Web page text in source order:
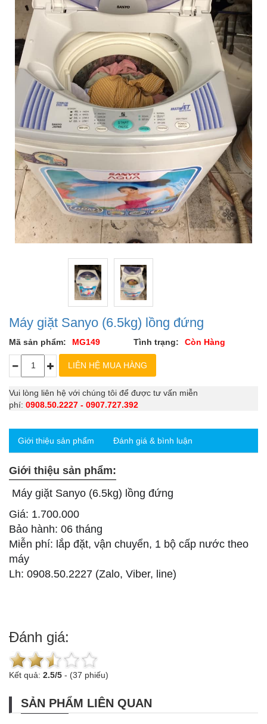
Máy giặt Sanyo (6.5kg) lồng đứng
Mã sản phẩm: MG149 Tình trạng: Còn Hàng
Vui lòng liên hệ với chúng tôi để được tư vấn miễn
phí: 0908.50.2227 - 0907.727.392
Giới thiệu sản phẩm Đánh giá & bình luận
Giới thiệu sản phẩm:
Máy giặt Sanyo (6.5kg) lồng đứng
Giá: 1.700.000
Bảo hành: 06 tháng
Miễn phí: lắp đặt, vận chuyển, 1 bộ cấp nước theo
máy
Lh: 0908.50.2227 (Zalo, Viber, line)
Đánh giá:
Kết quả: 2.5/5 - (37 phiếu)
SẢN PHẨM LIÊN QUAN